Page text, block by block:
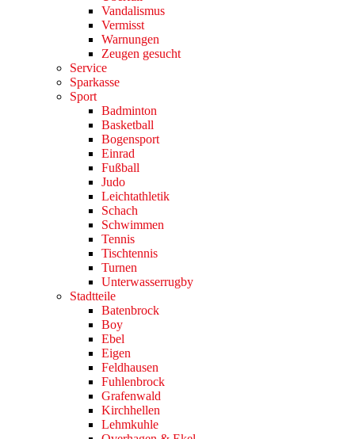
Vandalismus
Vermisst
Warnungen
Zeugen gesucht
Service
Sparkasse
Sport
Badminton
Basketball
Bogensport
Einrad
Fußball
Judo
Leichtathletik
Schach
Schwimmen
Tennis
Tischtennis
Turnen
Unterwasserrugby
Stadtteile
Batenbrock
Boy
Ebel
Eigen
Feldhausen
Fuhlenbrock
Grafenwald
Kirchhellen
Lehmkuhle